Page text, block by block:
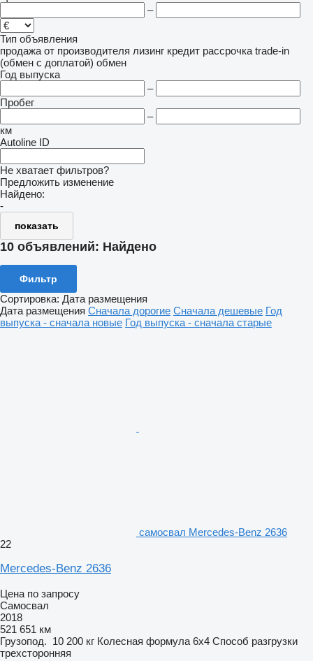
–
Тип объявления
продажа от производителя лизинг кредит рассрочка trade-in
(обмен с доплатой) обмен
Год выпуска
–
Пробег
–
км
Autoline ID
Не хватает фильтров?
Предложить изменение
Найдено:
-
показать
10 объявлений: Найдено
Фильтр
Сортировка: Дата размещения
Дата размещения Сначала дорогие Сначала дешевые Год
выпуска - сначала новые Год выпуска - сначала старые
самосвал Mercedes-Benz 2636
22
Mercedes-Benz 2636
Цена по запросу
Самосвал
2018
521 651 км
Грузопод. 10 200 кг Колесная формула 6x4 Способ разгрузки
трехсторонняя